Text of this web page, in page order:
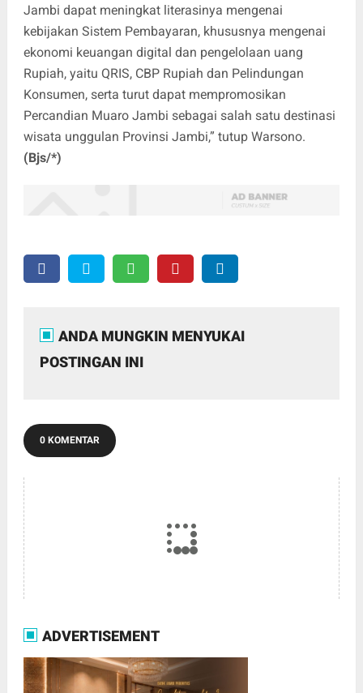
Jambi dapat meningkat literasinya mengenai
kebijakan Sistem Pembayaran, khususnya mengenai
ekonomi keuangan digital dan pengelolaan uang
Rupiah, yaitu QRIS, CBP Rupiah dan Pelindungan
Konsumen, serta turut dapat mempromosikan
Percandian Muaro Jambi sebagai salah satu destinasi
wisata unggulan Provinsi Jambi,” tutup Warsono.
(Bjs/*)
ANDA MUNGKIN MENYUKAI
POSTINGAN INI
0 KOMENTAR
ADVERTISEMENT